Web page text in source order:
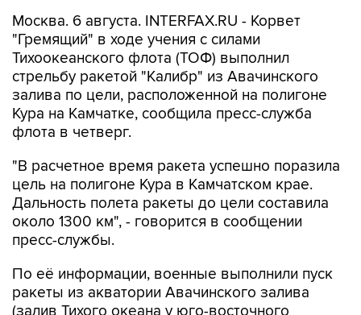
Москва. 6 августа. INTERFAX.RU - Корвет
"Гремящий" в ходе учения с силами
Тихоокеанского флота (ТОФ) выполнил
стрельбу ракетой "Калибр" из Авачинского
залива по цели, расположенной на полигоне
Кура на Камчатке, сообщила пресс-служба
флота в четверг.
"В расчетное время ракета успешно поразила
цель на полигоне Кура в Камчатском крае.
Дальность полета ракеты до цели составила
около 1300 км", - говорится в сообщении
пресс-службы.
По её информации, военные выполнили пуск
ракеты из акватории Авачинского залива
(залив Тихого океана у юго-восточного